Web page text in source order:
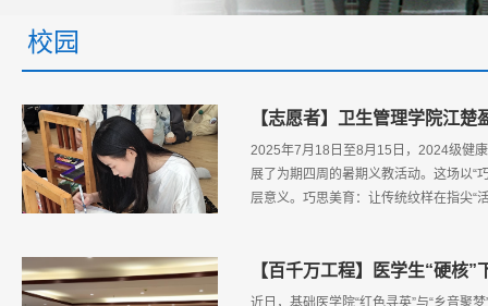
校园
【志愿者】卫生管理学院江
2025年7月18日至8月15日，2024级健
展了为期四周的暑期义教活动。这场以“
层意义。巧思美育：让传统纹样在指尖“
【百千万工程】医学生“硬核
近日，基础医学院“红色寻英”与“乡音聚